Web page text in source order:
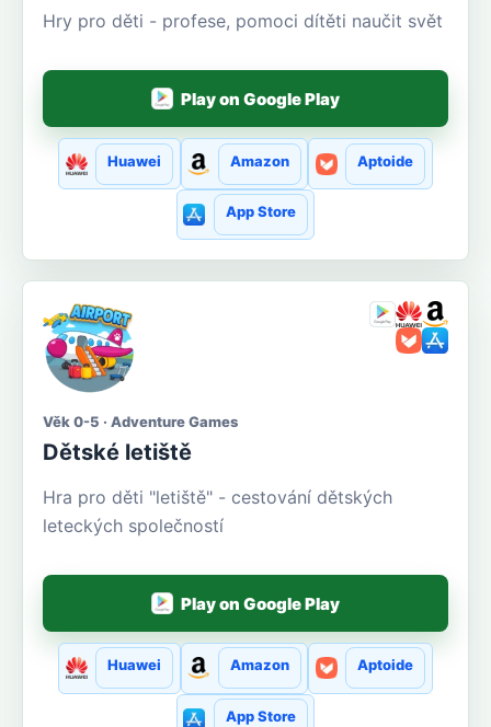
Hry pro děti - profese, pomoci dítěti naučit svět
Play on Google Play
Huawei Amazon Aptoide
App Store
Věk 0-5 · Adventure Games
Dětské letiště
Hra pro děti "letiště" - cestování dětských
leteckých společností
Play on Google Play
Huawei Amazon Aptoide
App Store